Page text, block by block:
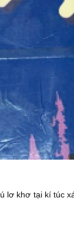
khơ tại kí túc